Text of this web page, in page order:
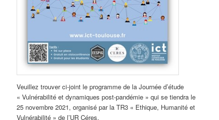
Veuillez trouver ci-joint le programme de la Journée d’étude
« Vulnérabilité et dynamiques post-pandémie » qui se tiendra le
25 novembre 2021, organisé par la TR3 « Ethique, Humanité et
Vulnérabilité » de l’UR Céres.